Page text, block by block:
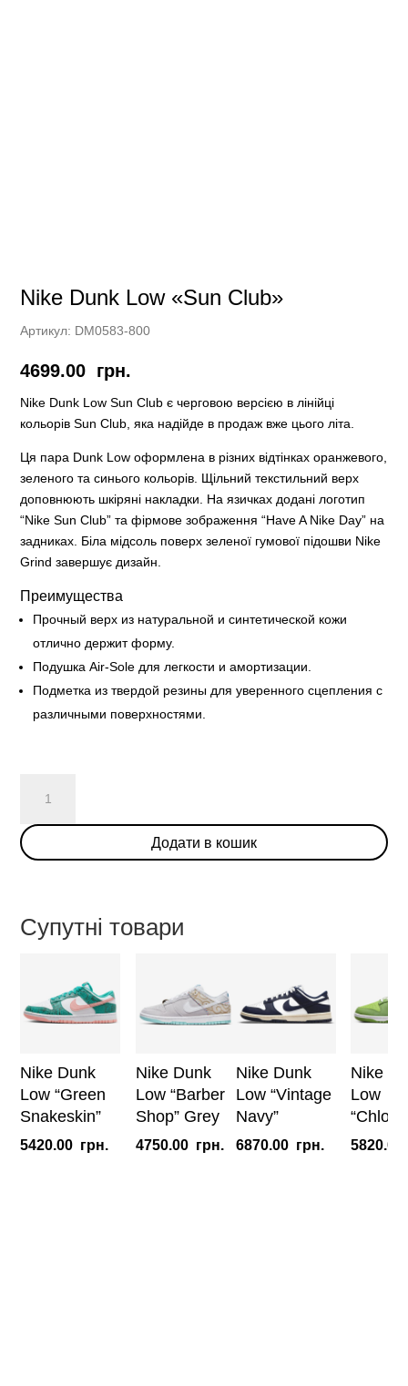
Nike Dunk Low «Sun Club»
Артикул: DM0583-800
4699.00 грн.
Nike Dunk Low Sun Club є черговою версією в лінійці
кольорів Sun Club, яка надійде в продаж вже цього літа.
Ця пара Dunk Low оформлена в різних відтінках оранжевого,
зеленого та синього кольорів. Щільний текстильний верх
доповнюють шкіряні накладки. На язичках додані логотип
“Nike Sun Club” та фірмове зображення “Have A Nike Day” на
задниках. Біла мідсоль поверх зеленої гумової підошви Nike
Grind завершує дизайн.
Преимущества
Прочный верх из натуральной и синтетической кожи
отлично держит форму.
Подушка Air-Sole для легкости и амортизации.
Подметка из твердой резины для уверенного сцепления с
различными поверхностями.
Dunk
Low
«Sun
Додати в кошик
Супутні товари
Nike Dunk
Low “Green
Snakeskin”
5420.00 грн.
Nike Dunk
Low “Barber
Shop” Grey
4750.00 грн.
Nike Dunk
Low “Vintage
Navy”
6870.00 грн.
Nike
Low
5820.00